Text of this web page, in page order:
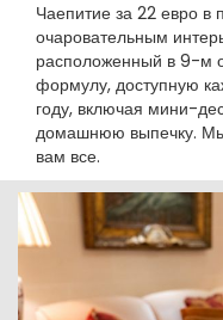
Чаепитие за 22 евро в
очаровательным
расположенный в 9-м
формулу, доступную
году, включая мини-
домашнюю выпечку. Мы
вам все.